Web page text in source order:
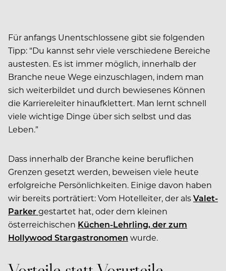
Für anfangs Unentschlossene gibt sie folgenden
Tipp: “Du kannst sehr viele verschiedene Bereiche
austesten. Es ist immer möglich, innerhalb der
Branche neue Wege einzuschlagen, indem man
sich weiterbildet und durch bewiesenes Können
die Karriereleiter hinaufklettert. Man lernt schnell
viele wichtige Dinge über sich selbst und das
Leben.”
Dass innerhalb der Branche keine beruflichen
Grenzen gesetzt werden, beweisen viele heute
erfolgreiche Persönlichkeiten. Einige davon haben
wir bereits porträtiert: Vom Hotelleiter, der alsValet-
Parkergestartet hat, oder dem kleinen
österreichischen Küchen-Lehrling, der zum
Hollywood Stargastronomen wurde.